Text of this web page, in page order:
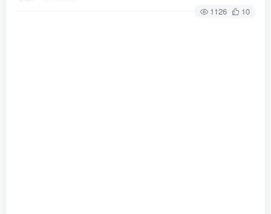
1126 10